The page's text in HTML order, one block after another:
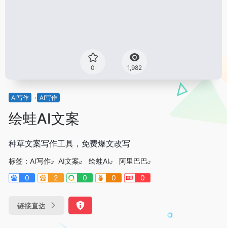
0 1,982
AI写作 AI写作
绘蛙AI文案
种草文案写作工具，免费爆文改写
标签： AI写作 AI文案 绘蛙AI
阿里巴巴
0
2 0 0 0
链接直达